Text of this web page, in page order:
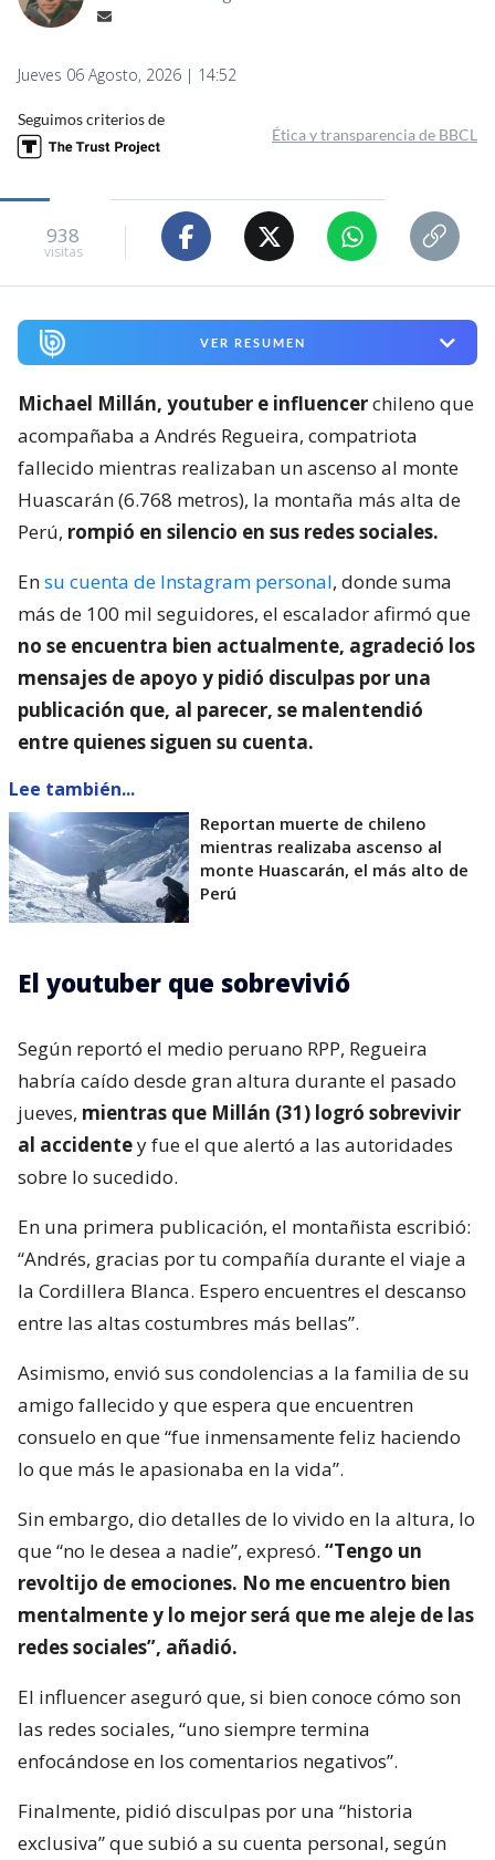
Jueves 06 Agosto, 2026 | 14:52
Seguimos criterios de
Ética y transparencia de BBCL
938
visitas
VER RESUMEN
Michael Millán, youtuber e influencerchileno que
acompañaba a Andrés Regueira, compatriota
fallecido mientras realizaban un ascenso al monte
Huascarán (6.768 metros), la montaña más alta de
Perú, rompió en silencio en sus redes sociales.
Ensu cuenta de Instagram personal, donde suma
más de 100 mil seguidores, el escalador afirmó que
no se encuentra bien actualmente, agradeció los
mensajes de apoyo y pidió disculpas por una
publicación que, al parecer, se malentendió
entre quienes siguen su cuenta.
Lee también...
Reportan muerte de chileno
mientras realizaba ascenso al
monte Huascarán, el más alto de
Perú
El youtuber que sobrevivió
Según reportó el medio peruano RPP, Regueira
habría caído desde gran altura durante el pasado
jueves, mientras que Millán (31) logró sobrevivir
al accidentey fue el que alertó a las autoridades
sobre lo sucedido.
En una primera publicación, el montañista escribió:
“Andrés, gracias por tu compañía durante el viaje a
la Cordillera Blanca. Espero encuentres el descanso
entre las altas costumbres más bellas”.
Asimismo, envió sus condolencias a la familia de su
amigo fallecido y que espera que encuentren
consuelo en que “fue inmensamente feliz haciendo
lo que más le apasionaba en la vida”.
Sin embargo, dio detalles de lo vivido en la altura, lo
que “no le desea a nadie”, expresó. “Tengo un
revoltijo de emociones. No me encuentro bien
mentalmente y lo mejor será que me aleje de las
redes sociales”, añadió.
El influencer aseguró que, si bien conoce cómo son
las redes sociales, “uno siempre termina
enfocándose en los comentarios negativos”.
Finalmente, pidió disculpas por una “historia
exclusiva” que subió a su cuenta personal, según